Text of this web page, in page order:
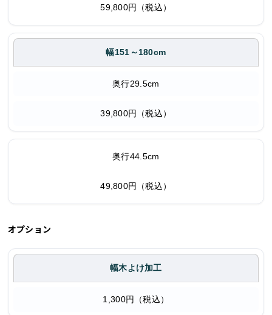
59,800円（税込）
幅151～180cm
奥行29.5cm
39,800円（税込）
奥行44.5cm
49,800円（税込）
オプション
幅木よけ加工
1,300円（税込）